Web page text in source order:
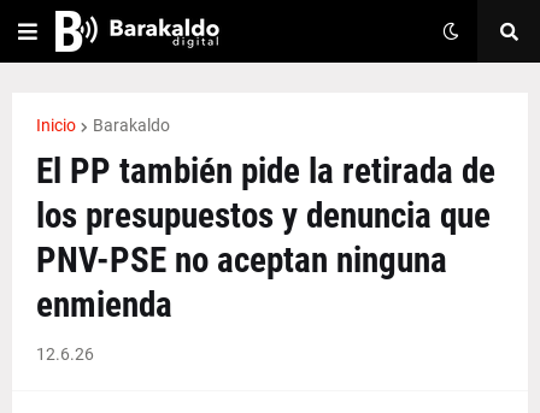
Inicio Barakaldo
El PP también pide la retirada de
los presupuestos y denuncia que
PNV-PSE no aceptan ninguna
enmienda
12.6.26